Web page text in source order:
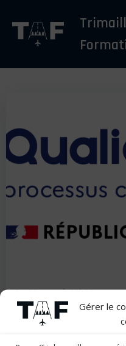
Gérer le
Le 11 mars à 11h06
Certification